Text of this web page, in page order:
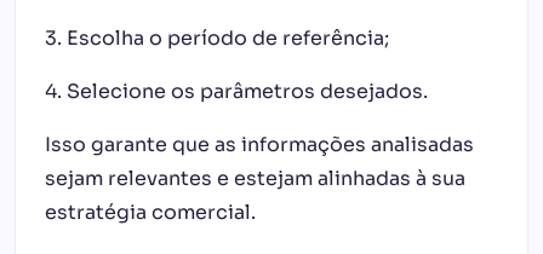
3. Escolha o período de referência;
4. Selecione os parâmetros desejados.
Isso garante que as informações analisadas
sejam relevantes e estejam alinhadas à sua
estratégia comercial.